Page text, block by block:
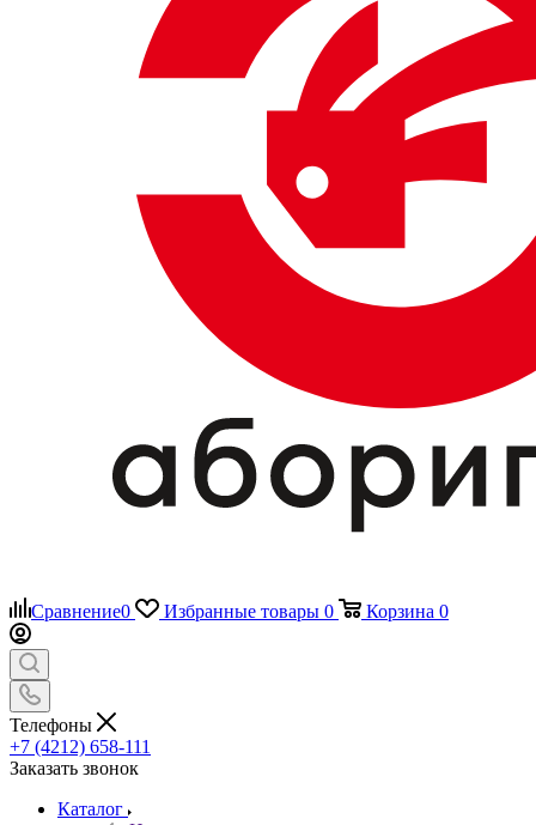
Сравнение0 Избранные товары 0 Корзина 0
Телефоны
+7 (4212) 658-111
Заказать звонок
Каталог